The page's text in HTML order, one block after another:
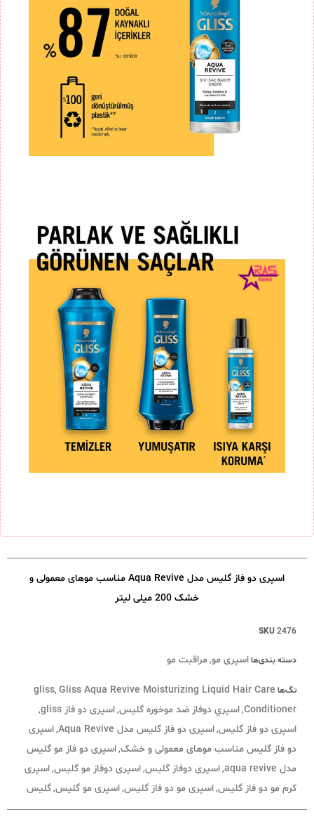
اسپری دو فاز گلیس مدل Aqua Revive مناسب موهای معمولی و
خشک 200 میلی لیتر
SKU2476
دسته بندی‌هااسپری مو,مراقبت مو
تگ‌ها gliss, Gliss Aqua Revive Moisturizing Liquid Hair Care
Conditioner
,اسپري دوفاز ضد موخوره گليس,اسپری دو فاز gliss ,
اسپری دو فاز گلیس,اسپری دو فاز گلیس مدل Aqua Revive ,اسپری
دو فاز گلیس مناسب موهای معمولی و خشک,اسپری دو فاز مو گلیس
مدل aqua revive
,اسپری دوفاز گلیس,اسپری دوفاز مو گلیس,اسپری
کرم مو دو فاز گلیس,اسپری مو دو فاز گلیس,اسپری مو گلیس,گلیس